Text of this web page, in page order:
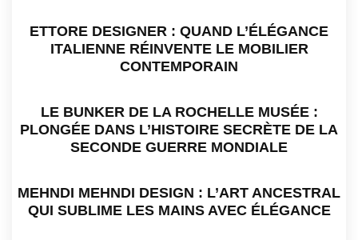
ETTORE DESIGNER : QUAND L’ÉLÉGANCE
ITALIENNE RÉINVENTE LE MOBILIER
CONTEMPORAIN
LE BUNKER DE LA ROCHELLE MUSÉE :
PLONGÉE DANS L’HISTOIRE SECRÈTE DE LA
SECONDE GUERRE MONDIALE
MEHNDI MEHNDI DESIGN : L’ART ANCESTRAL
QUI SUBLIME LES MAINS AVEC ÉLÉGANCE